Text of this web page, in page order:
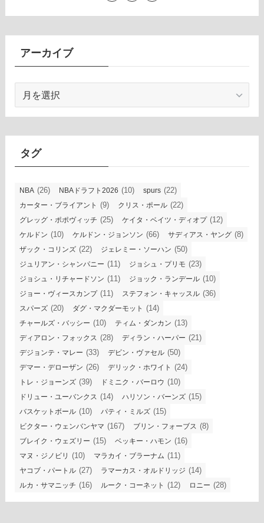
アーカイブ
カ
タグ
NBA (26) NBAドラフト2026 (10) spurs (22)
カーター・ブライアント (9) クリス・ポール (22)
グレッグ・ポポヴィッチ (25) ケイタ・ベイツ・ディオプ(12)
ケルドン (10) ケルドン・ジョンソン (66) サディアス・ヤング (8)
ザック・コリンズ (22) ジェレミー・ソーハン (50)
ジュリアン・シャンパニー (11) ジョシュ・プリモ (23)
ジョシュ・リチャードソン (11) ジョック・ランデール (10)
ジョー・ヴィースカンプ(11) ステフォン・キャッスル (36)
スパーズ (20) ダグ・マクダーモット (14)
チャールズ・バッシー (10) ティム・ダンカン (13)
ディアロン・フォックス (28) ディラン・ハーパー (21)
デジョンテ・マレー (33) デビン・ヴァセル (50)
デマー・デローザン (26) デリック・ホワイト (24)
トレ・ジョーンズ (39) ドミニク・バーロウ (10)
ドリュー・ユーバンクス (14) ハリソン・バーンズ (15)
バスケットボール (10) パティ・ミルズ (15)
ビクター・ウェンバンヤマ (167) ブリン・フォーブス (8)
ブレイク・ウェズリー (15) ベッキー・ハモン (16)
マヌ・ジノビリ (10) マラカイ・ブラーナム (11)
ヤコブ・パートル (27) ラマーカス・オルドリッジ (14)
ルカ・サマニッチ (16) ルーク・コーネット (12) ロニー (28)